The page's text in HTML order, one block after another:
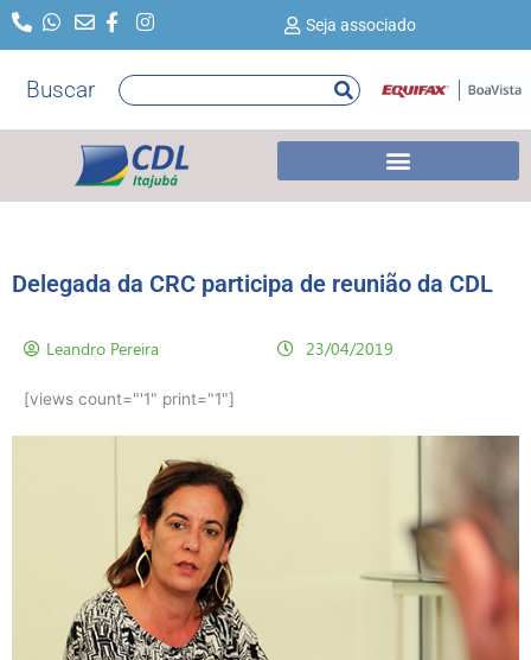
para
conteúdo
Seja associado
Buscar Pesquisar
Delegada da CRC participa de reunião da CDL
Leandro Pereira
[views count="'1" print="1"]
23/04/2019